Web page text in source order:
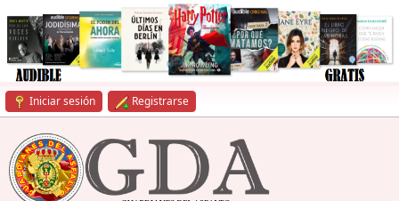
Iniciar sesión Registrarse